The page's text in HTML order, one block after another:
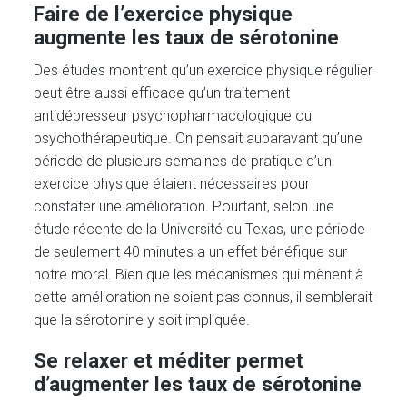
Faire de l’exercice physique
augmente les taux de sérotonine
Des études montrent qu’un exercice physique régulier
peut être aussi efficace qu’un traitement
antidépresseur psychopharmacologique ou
psychothérapeutique. On pensait auparavant qu’une
période de plusieurs semaines de pratique d’un
exercice physique étaient nécessaires pour
constater une amélioration. Pourtant, selon une
étude récente de la Université du Texas, une période
de seulement 40 minutes a un effet bénéfique sur
notre moral. Bien que les mécanismes qui mènent à
cette amélioration ne soient pas connus, il semblerait
que la sérotonine y soit impliquée.
Se relaxer et méditer permet
d’augmenter les taux de sérotonine